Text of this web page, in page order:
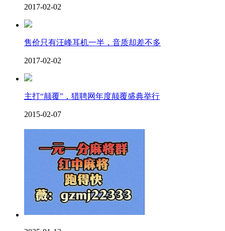
2017-02-02
售价只有汪峰耳机一半，音质却差不多
2017-02-02
主打“颠覆”，猎聘网年度颠覆盛典举行
2015-02-07